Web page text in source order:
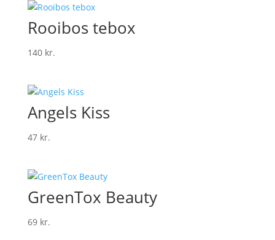
Rooibos tebox
140 kr.
Angels Kiss
47 kr.
GreenTox Beauty
69 kr.